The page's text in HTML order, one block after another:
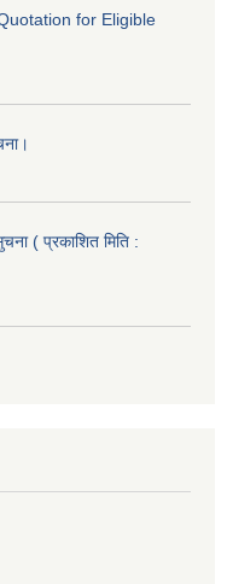
for Eligible
( प्रकाशित मिति :